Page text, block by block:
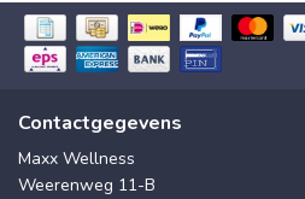
Contactgegevens
Maxx Wellness
Weerenweg 11-B